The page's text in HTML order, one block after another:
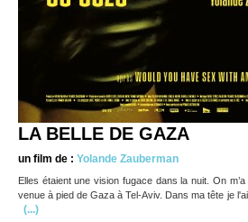
LA BELLE DE GAZA
un film de : Yolande Zauberman
Elles étaient une vision fugace dans la nuit. On
venue à pied de Gaza à Tel-Aviv. Dans ma tête je
(...)